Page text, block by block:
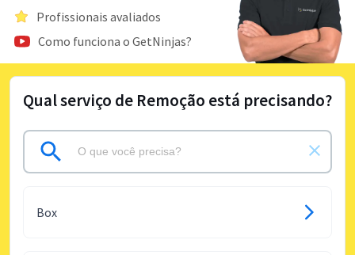
Profissionais avaliados
Como funciona o GetNinjas?
Qual serviço de Remoção está precisando?
Box